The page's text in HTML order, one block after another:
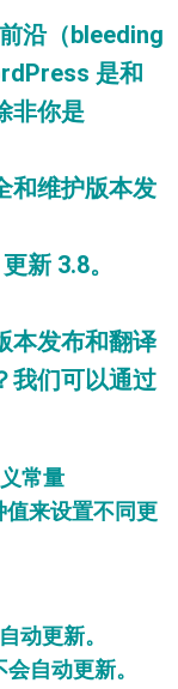
沿（bleeding
是和
非你是
和维护版本发
新 3.8。
本发布和翻译
我们可以通过
常量
值来设置不同更
动更新。
会自动更新。